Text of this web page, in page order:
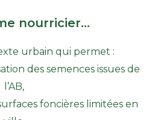
nourricier...
urbain qui permet :
des semences issues de
l’AB,
foncières limitées en